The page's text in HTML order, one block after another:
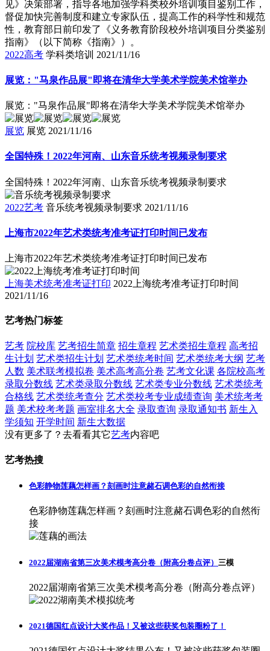
见》决策部署，指导各地加强学科类校外培训项目鉴别工作，
督促加快完善制度和建立专家队伍，提高工作的科学性和规范
性，教育部日前印发了《义务教育阶段校外培训项目分类鉴别
指南》（以下简称《指南》）。
2022高考 学科类培训 2021/11/16
展览："马泉作品展"即将在清华大学美术学院美术馆举办
展览："马泉作品展"即将在清华大学美术学院美术馆举办
展览 展览 2021/11/16
全国特殊！2022年河南、山东音乐统考视频录制要求
全国特殊！2022年河南、山东音乐统考视频录制要求
2022艺考 音乐统考视频录制要求 2021/11/16
上海市2022年艺术类统考准考证打印时间已发布
上海市2022年艺术类统考准考证打印时间已发布
上海美术统考准考证打印 2022上海统考准考证打印时间
2021/11/16
艺考热门标签
艺考 院校库 艺考招生简章 招生章程 艺术类招生章程 高考招
生计划 艺术类招生计划 艺术类统考时间 艺术类统考大纲 艺考
人数 美术联考模拟卷 美术高考高分卷 艺考文化课 各院校高考
录取分数线 艺术类录取分数线 艺术类专业分数线 艺术类统考
合格线 艺术类统考查分 艺术类校考专业成绩查询 美术统考考
题 美术校考考题 画室排名大全 录取查询 录取通知书 新生入
学须知 开学时间 新生大数据
没有更多了？去看看其它艺考内容吧
艺考热搜
色彩静物莲藕怎样画？刻画时注意赭石调色彩的自然衔接
色彩静物莲藕怎样画？刻画时注意赭石调色彩的自然衔
接
2022届湖南省第三次美术模考高分卷（附高分卷点评） 三模
2022届湖南省第三次美术模考高分卷（附高分卷点评）
2021德国红点设计大奖作品！又被这些获奖包装圈粉了！